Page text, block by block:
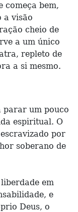
começa bem,
a visão
cheio de
a um único
repleto de
a si mesmo.
parar um pouco
espiritual. O
por
soberano de
em
e
Deus, o